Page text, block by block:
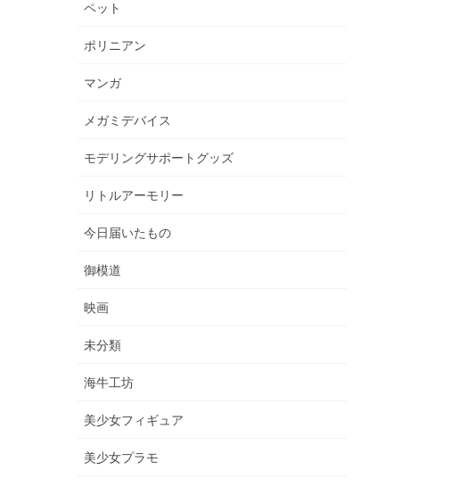
ペット
ポリニアン
マンガ
メガミデバイス
モデリングサポートグッズ
リトルアーモリー
今日届いたもの
御模道
映画
未分類
海牛工坊
美少女フィギュア
美少女プラモ